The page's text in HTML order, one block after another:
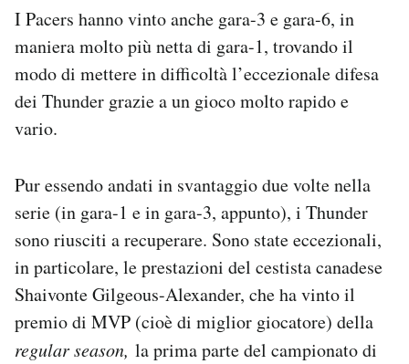
I Pacers hanno vinto anche gara-3 e gara-6, in
maniera molto più netta di gara-1, trovando il
modo di mettere in difficoltà l’eccezionale difesa
dei Thunder grazie a un gioco molto rapido e
vario.
Pur essendo andati in svantaggio due volte nella
serie (in gara-1 e in gara-3, appunto), i Thunder
sono riusciti a recuperare. Sono state eccezionali,
in particolare, le prestazioni del cestista canadese
Shaivonte Gilgeous-Alexander, che ha vinto il
premio di MVP (cioè di miglior giocatore) della
regular season, la prima parte del campionato di